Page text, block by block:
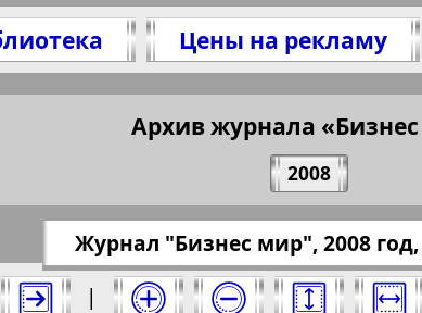
Цены на рекламу
Архив журнала
2008
за 2008 год. Выберите номер и
Журнал "Бизнес мир", 2008
|
Поделитесь 27 стр. журнала "Бизнес
(Нажмите, чтобы скопировать
pressaru.eu/?pub=business-